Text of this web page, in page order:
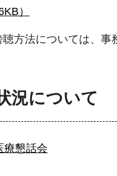
）
方法については、事
況について
療懇話会